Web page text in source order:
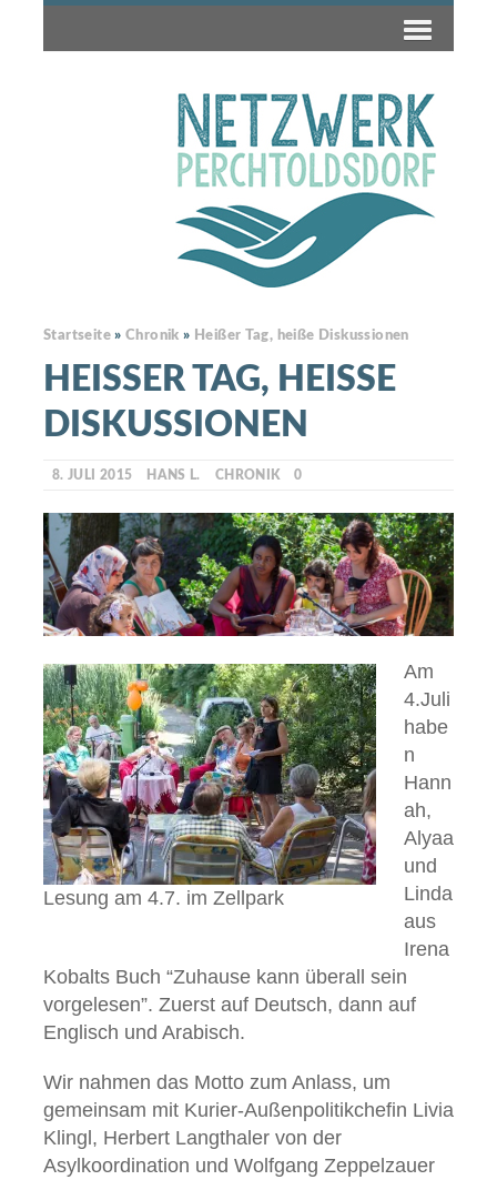
Startseite » Chronik » Heißer Tag, heiße Diskussionen
HEISSER TAG, HEISSE DI
SKUSSIONEN
8. JULI 2015 HANS L. CHRONIK 0
Lesung am 4.7. im Zellpark
Am
4.Juli
habe
n
Hann
ah,
Alyaa
und
Linda
aus
Irena
Kobalts Buch “Zuhause kann überall sein
vorgelesen”. Zuerst auf Deutsch, dann auf
Englisch und Arabisch.
Wir nahmen das Motto zum Anlass, um
gemeinsam mit Kurier-Außenpolitikchefin Livia
Klingl, Herbert Langthaler von der
Asylkoordination und Wolfgang Zeppelzauer